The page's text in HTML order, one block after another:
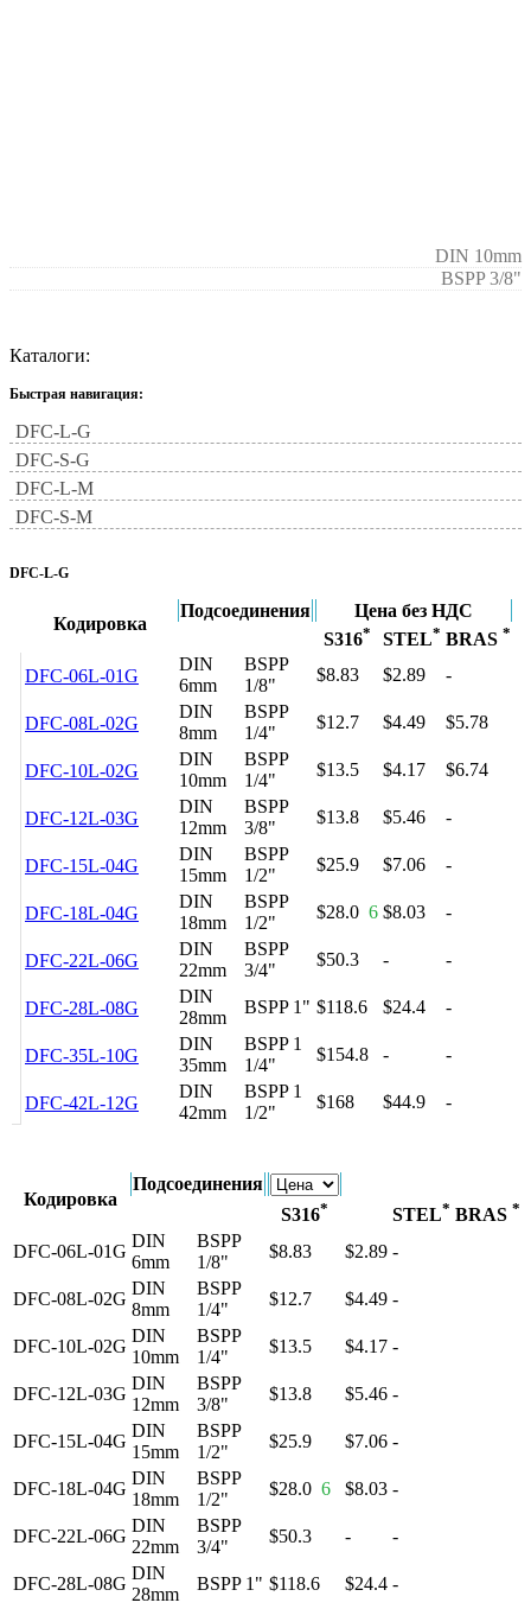
DIN 10mm
BSPP 3/8"
Каталоги:
Быстрая навигация:
DFC-L-G
DFC-S-G
DFC-L-M
DFC-S-M
DFC-L-G
Кодировка
Подсоединения
Цена без НДС
S316* STEL* BRAS *
DFC-06L-01G
DIN
6mm
BSPP
1/8"
$8.83 $2.89 -
DFC-08L-02G
DIN
8mm
BSPP
1/4"
$12.7 $4.49 $5.78
DFC-10L-02G
DIN
10mm
BSPP
1/4"
$13.5 $4.17 $6.74
DFC-12L-03G
DIN
12mm
BSPP
3/8"
$13.8 $5.46 -
DFC-15L-04G
DIN
15mm
BSPP
1/2"
$25.9 $7.06 -
DFC-18L-04G
DIN
18mm
BSPP
1/2"
$28.0 6 $8.03 -
DFC-22L-06G
DIN
22mm
BSPP
3/4"
$50.3 - -
DFC-28L-08G
DIN
28mm
BSPP 1" $118.6 $24.4 -
DFC-35L-10G
DIN
35mm
BSPP 1
1/4"
$154.8 - -
DFC-42L-12G
DIN
42mm
BSPP 1
1/2"
$168 $44.9 -
Кодировка
Подсоединения
S316* STEL* BRAS *
DFC-06L-01G
DIN
6mm
BSPP
1/8"
$8.83 $2.89 -
DFC-08L-02G
DIN
8mm
BSPP
1/4"
$12.7 $4.49 -
DFC-10L-02G
DIN
10mm
BSPP
1/4"
$13.5 $4.17 -
DFC-12L-03G
DIN
12mm
BSPP
3/8"
$13.8 $5.46 -
DFC-15L-04G
DIN
15mm
BSPP
1/2"
$25.9 $7.06 -
DFC-18L-04G
DIN
18mm
BSPP
1/2"
$28.0 6 $8.03 -
DFC-22L-06G
DIN
22mm
BSPP
3/4"
$50.3 - -
DFC-28L-08G
DIN
28mm
BSPP 1" $118.6 $24.4 -